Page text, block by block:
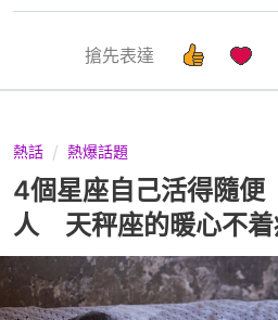
搶先表達
熱話 熱爆話題
4個星座自己活得隨
人 天秤座的暖心不着